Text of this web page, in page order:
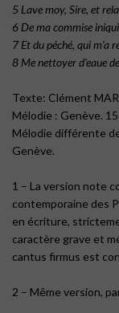
5 Lave moy, Sire, et
6 De ma commise
7 Et du péché, qui m’a
8 Me nettoyer d’eaue
Texte: Clément
Mélodie : Genève.
Mélodie différente
Genève.
1 – La version note
contemporaine des
en écriture,
caractère grave et
cantus firmus est
2 – Même version,